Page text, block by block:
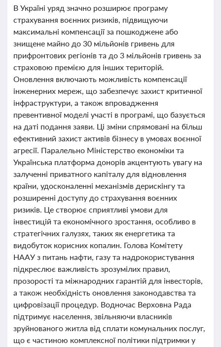
В Україні уряд значно розширює програму
страхування воєнних ризиків, підвищуючи
максимальні компенсації за пошкоджене або
знищене майно до 30 мільйонів гривень для
прифронтових регіонів та до 3 мільйонів гривень за
страховою премією для інших територій.
Оновлення включають можливість компенсації
інженерних мереж, що забезпечує захист критичної
інфраструктури, а також впровадження
превентивної моделі участі в програмі, що базується
на даті подання заяви. Ці зміни спрямовані на більш
ефективний захист активів бізнесу в умовах воєнної
агресії. Паралельно Міністерство економіки та
Українська платформа донорів акцентують увагу на
залученні приватного капіталу для відновлення
країни, удосконаленні механізмів дерискінгу та
розширенні доступу до страхування воєнних
ризиків. Це створює сприятливі умови для
інвестицій та економічного зростання, особливо в
стратегічних галузях, таких як енергетика та
видобуток корисних копалин. Голова Комітету
НААУ з питань нафти, газу та надрокористування
підкреслює важливість зрозумілих правил,
прозорості та міжнародних гарантій для інвесторів,
а також необхідність оновлення законодавства та
цифровізації процедур. Водночас Верховна Рада
підтримує населення, звільняючи власників
зруйнованого житла від сплати комунальних послуг,
що є частиною комплексної політики підтримки у